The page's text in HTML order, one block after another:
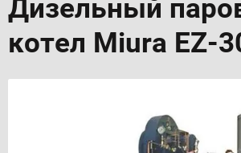
Дизельный
котел Miura EZ-